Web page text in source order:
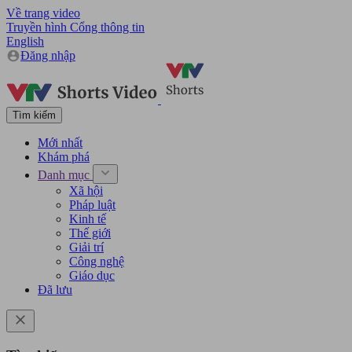
Về trang video
Truyền hình Cổng thông tin
English
Đăng nhập
Tìm kiếm
Mới nhất
Khám phá
Danh mục
Xã hội
Pháp luật
Kinh tế
Thế giới
Giải trí
Công nghệ
Giáo dục
Đã lưu